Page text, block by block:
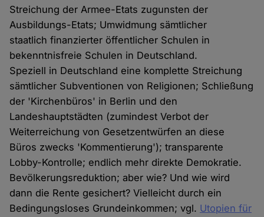
Streichung der Armee-Etats zugunsten der
Ausbildungs-Etats; Umwidmung sämtlicher
staatlich finanzierter öffentlicher Schulen in
bekenntnisfreie Schulen in Deutschland.
Speziell in Deutschland eine komplette Streichung
sämtlicher Subventionen von Religionen; Schließung
der 'Kirchenbüros' in Berlin und den
Landeshauptstädten (zumindest Verbot der
Weiterreichung von Gesetzentwürfen an diese
Büros zwecks 'Kommentierung'); transparente
Lobby-Kontrolle; endlich mehr direkte Demokratie.
Bevölkerungsreduktion; aber wie? Und wie wird
dann die Rente gesichert? Vielleicht durch ein
Bedingungsloses Grundeinkommen; vgl. Utopien für